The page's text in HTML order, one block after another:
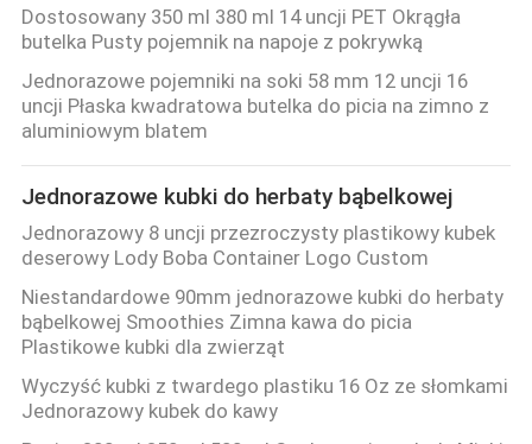
Dostosowany 350 ml 380 ml 14 uncji PET Okrągła
butelka Pusty pojemnik na napoje z pokrywką
Jednorazowe pojemniki na soki 58 mm 12 uncji 16
uncji Płaska kwadratowa butelka do picia na zimno z
aluminiowym blatem
Jednorazowe kubki do herbaty bąbelkowej
Jednorazowy 8 uncji przezroczysty plastikowy kubek
deserowy Lody Boba Container Logo Custom
Niestandardowe 90mm jednorazowe kubki do herbaty
bąbelkowej Smoothies Zimna kawa do picia
Plastikowe kubki dla zwierząt
Wyczyść kubki z twardego plastiku 16 Oz ze słomkami
Jednorazowy kubek do kawy